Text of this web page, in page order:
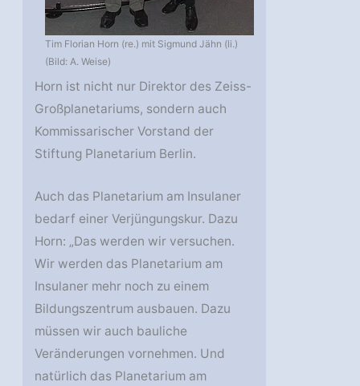
Tim Florian Horn (re.) mit Sigmund Jähn (li.)
(Bild: A. Weise)
Horn ist nicht nur Direktor des Zeiss-
Großplanetariums, sondern auch
Kommissarischer Vorstand der
Stiftung Planetarium Berlin.
Auch das Planetarium am Insulaner
bedarf einer Verjüngungskur. Dazu
Horn: „Das werden wir versuchen.
Wir werden das Planetarium am
Insulaner mehr noch zu einem
Bildungszentrum ausbauen. Dazu
müssen wir auch bauliche
Veränderungen vornehmen. Und
natürlich das Planetarium am